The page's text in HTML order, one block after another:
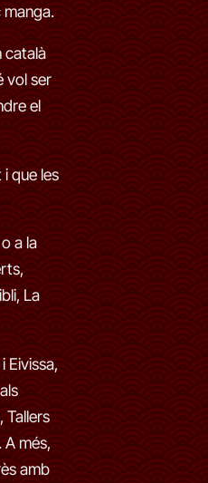
manga.
català
vol ser
el
que les
a la
La
Eivissa,
Tallers
A més,
amb